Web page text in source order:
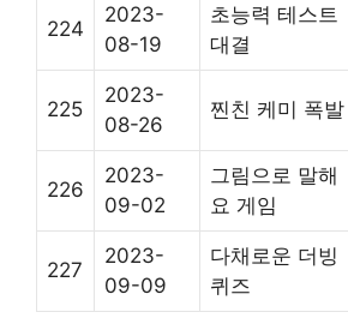
224
2023-
08-19
초능력 테스트
대결
225
2023-
08-26
찐친 케미 폭발
226
2023-
09-02
그림으로 말해
요 게임
227
2023-
09-09
다채로운 더빙
퀴즈